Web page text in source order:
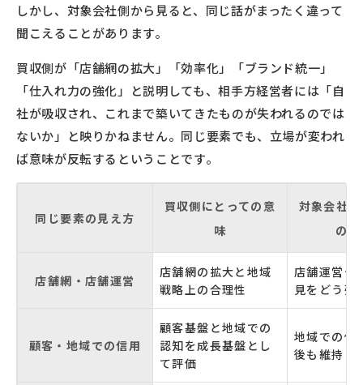
しかし、対象会社側から見ると、同じ話がまったく違って
聞こえることがあります。
買収側が「店舗網の拡大」「効率化」「ブランド統一」
「仕入れ力の強化」と説明しても、相手方経営者には「自
社が吸収され、これまで築いてきたものが失われるのでは
ないか」と映りかねません。同じ要素でも、立場が変われ
ば意味が反転するということです。
同じ要素の見え方
買収側にとっての意
味
対象会社
の
店舗網・店舗運営
店舗網の拡大と地域
戦略上の合理性
店舗運営や
見をどう残
顧客・地域での信用
顧客基盤と地域での
認知を成長基盤とし
て評価
地域での信
後も維持さ